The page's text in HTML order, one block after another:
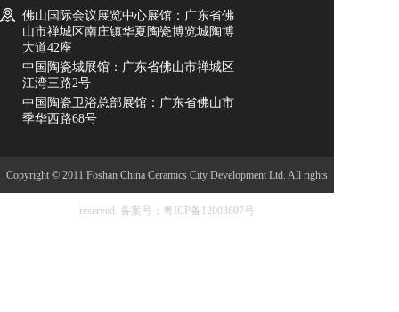
佛山国际会议展览中心展馆：广东省佛
山市禅城区南庄镇华夏陶瓷博览城陶博
大道42座
中国陶瓷城展馆：广东省佛山市禅城区
江湾三路2号
中国陶瓷卫浴总部展馆：广东省佛山市
季华西路68号
Copyright © 2011 Foshan China Ceramics City Development Ltd. All rights
reserved. 备案号：粤ICP备12003697号